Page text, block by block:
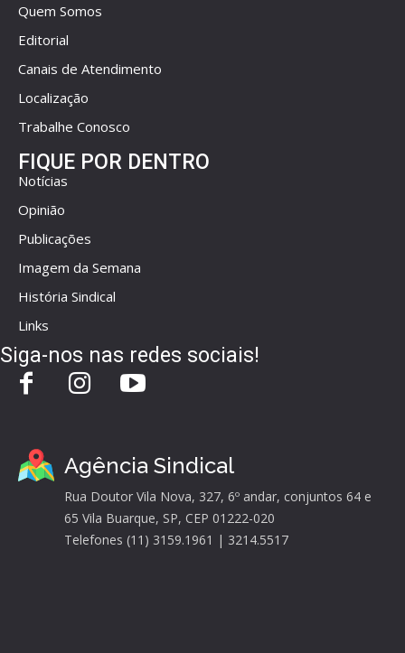
Quem Somos
Editorial
Canais de Atendimento
Localização
Trabalhe Conosco
FIQUE POR DENTRO
Notícias
Opinião
Publicações
Imagem da Semana
História Sindical
Links
Siga-nos nas redes sociais!
Agência Sindical
Rua Doutor Vila Nova, 327, 6º andar, conjuntos 64 e
65 Vila Buarque, SP, CEP 01222-020
Telefones (11) 3159.1961 | 3214.5517